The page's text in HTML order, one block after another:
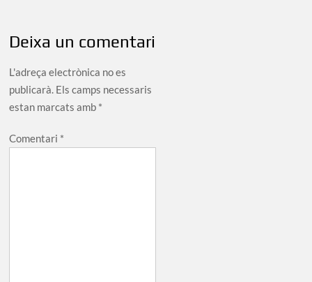
Deixa un comentari
L'adreça electrònica no es
publicarà. Els camps necessaris
estan marcats amb *
Comentari *